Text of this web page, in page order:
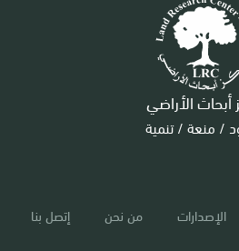
أبحاث الأراضي
/ منعة / تنمية
الإصدارات من نحن إتصل بنا